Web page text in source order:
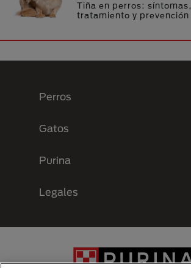
Tiña en perros: síntomas,
tratamiento y prevención
Perros
Gatos
Purina
Legales